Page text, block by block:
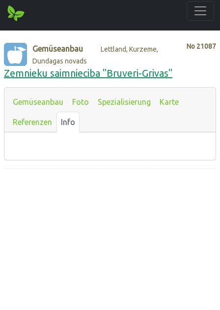
No 21087
Gemüseanbau
Lettland, Kurzeme,
Dundagas novads
Zemnieku saimnieciba "Bruveri-Grivas"
Gemüseanbau Foto Spezialisierung Karte
Referenzen Info